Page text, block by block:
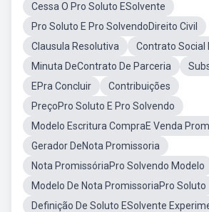
Cessa O Pro Soluto ESolvente
Pro Soluto E Pro SolvendoDireito Civil
Clausula Resolutiva
Contrato Social
Minuta DeContrato De Parceria
EPra Concluir
Contribuições
PreçoPro Soluto E Pro Solvendo
Modelo Escritura CompraE Venda
Gerador DeNota Promissoria
Nota PromissóriaPro Solvendo Modelo
Modelo De Nota PromissoriaPro Soluto
Definição De Soluto ESolvente